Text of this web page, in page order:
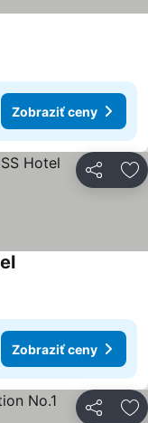
Zobraziť ceny
Zdieľať
Zobraziť ceny
Zobraziť ceny
Zdieľať